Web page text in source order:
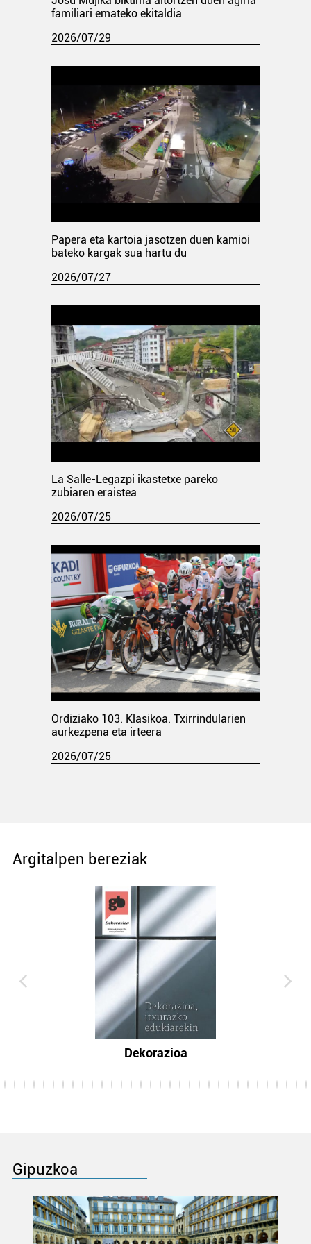
familiari emateko ekitaldia
2026/07/29
Papera eta kartoia jasotzen duen kamioi
bateko kargak sua hartu du
2026/07/27
La Salle-Legazpi ikastetxe pareko
zubiaren eraistea
2026/07/25
Ordiziako 103. Klasikoa. Txirrindularien
aurkezpena eta irteera
2026/07/25
Argitalpen bereziak
Dekorazioa
Gipuzkoa